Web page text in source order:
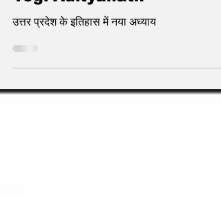
Yogi Adityanath
उत्तर प्रदेश के इतिहास में नया अध्याय